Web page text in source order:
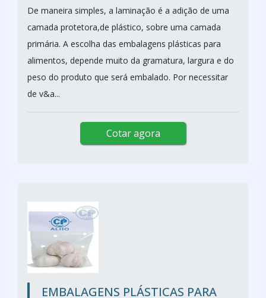
De maneira simples, a laminação é a adição de uma
camada protetora,de plástico, sobre uma camada
primária. A escolha das embalagens plásticas para
alimentos, depende muito da gramatura, largura e do
peso do produto que será embalado. Por necessitar
de v&a...
Cotar agora
EMBALAGENS PLÁSTICAS PARA